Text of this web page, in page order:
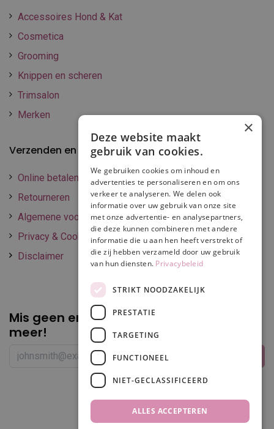
Accessoires Hond & Kat
Cosmetica
Grooming
Knippen en scheren
Trimsalon
Merken
Verzenden en betalen
Online betalen
Retourneren
Algemene voorwaarden
Privacy & Cookie policy
Disclaimer
Mis geen enkele promotie of korting
meer!
×
Deze website maakt
gebruik van cookies.
We gebruiken cookies om inhoud en
advertenties te personaliseren en om ons
verkeer te analyseren. We delen ook
informatie over uw gebruik van onze site
met onze advertentie- en analysepartners,
die deze kunnen combineren met andere
informatie die u aan hen heeft verstrekt of
die zij hebben verzameld door uw gebruik
van hun diensten. Privacybeleid
STRIKT NOODZAKELIJK
PRESTATIE
TARGETING
FUNCTIONEEL
NIET-GECLASSIFICEERD
ALLES ACCEPTEREN